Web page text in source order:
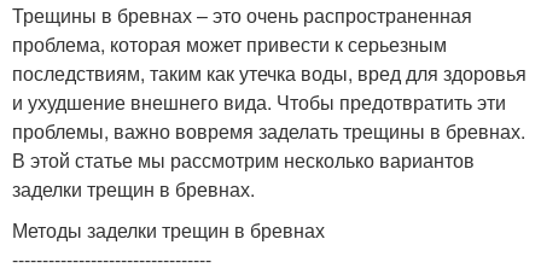
Трещины в бревнах – это очень распространенная
проблема, которая может привести к серьезным
последствиям, таким как утечка воды, вред для здоровья
и ухудшение внешнего вида. Чтобы предотвратить эти
проблемы, важно вовремя заделать трещины в бревнах.
В этой статье мы рассмотрим несколько вариантов
заделки трещин в бревнах.
Методы заделки трещин в бревнах
---------------------------------